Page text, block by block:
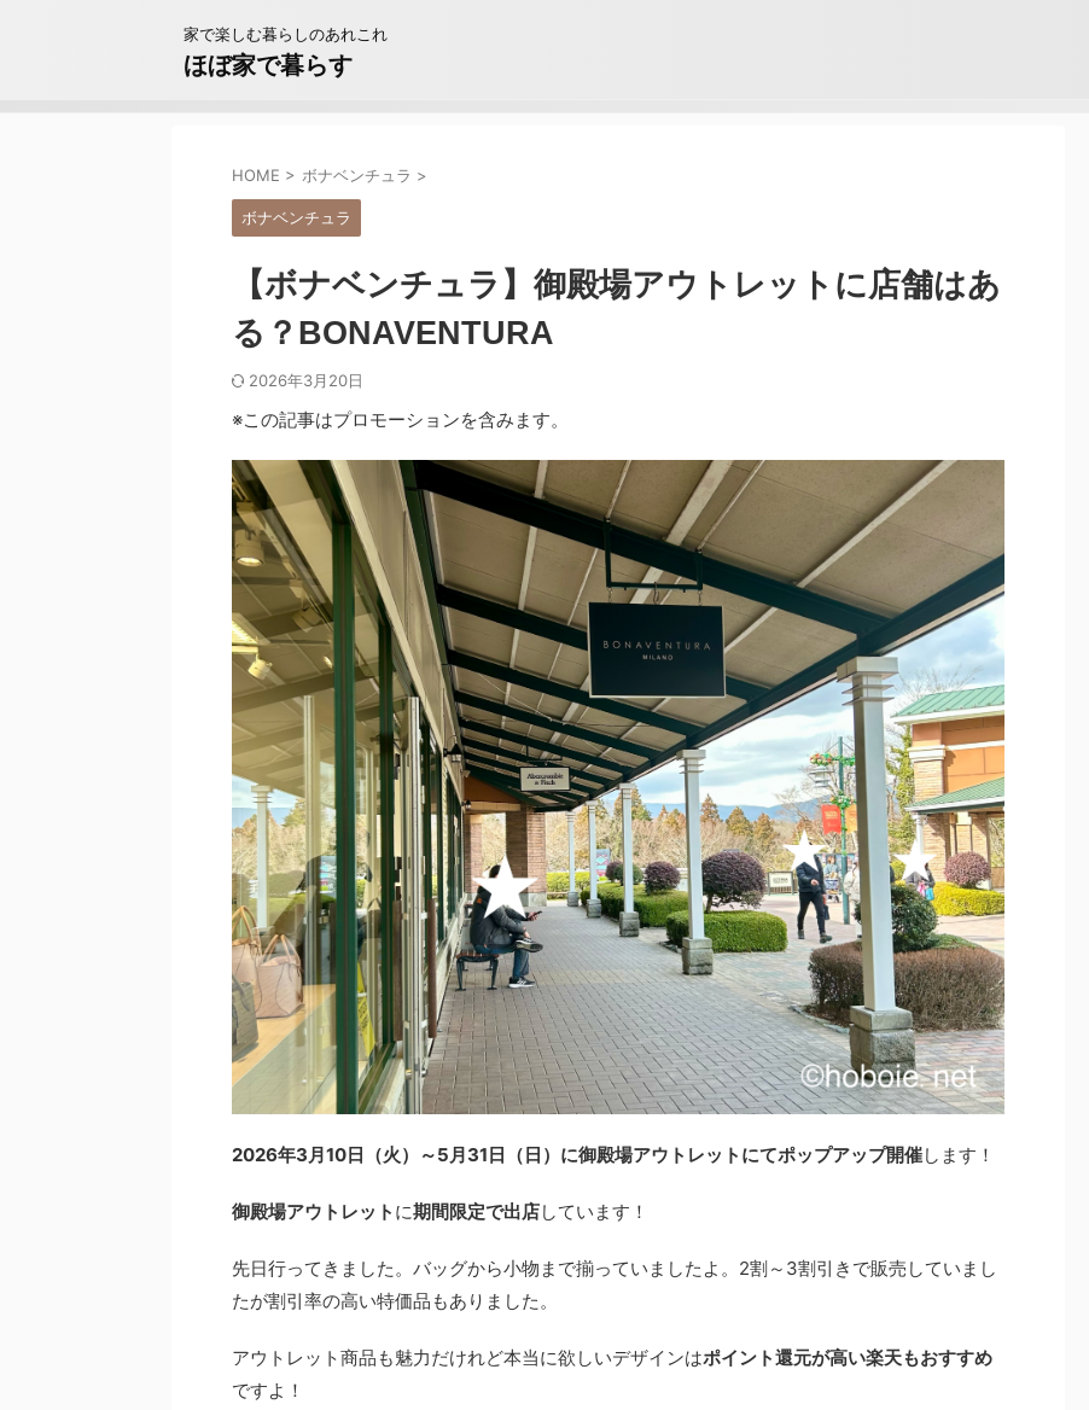
家で楽しむ暮らしのあれこれ
ほぼ家で暮らす
HOME > ボナベンチュラ >
ボナベンチュラ
【ボナベンチュラ】御殿場アウトレットに店舗はあ
る？BONAVENTURA
2026年3月20日
※この記事はプロモーションを含みます。
2026年3月10日（火）～5月31日（日）に御殿場アウトレットにてポップアップ開催します！
御殿場アウトレット に期間限定で出店しています！
先日行ってきました。バッグから小物まで揃っていましたよ。2割～3割引きで販売していまし
たが割引率の高い特価品もありました。
アウトレット商品も魅力だけれど本当に欲しいデザインはポイント還元が高い楽天もおすすめ
ですよ！